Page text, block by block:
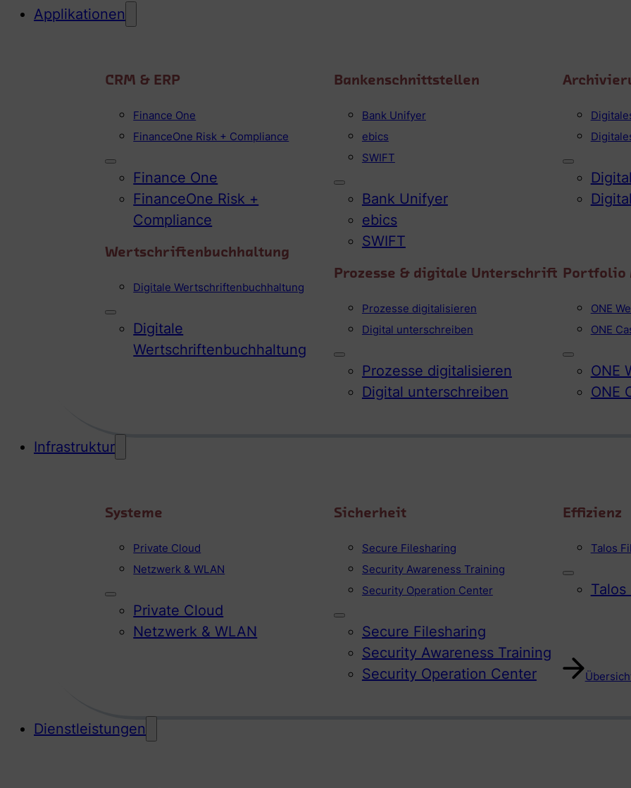
Applikationen
CRM & ERP
Finance One
FinanceOne Risk + Compliance
Finance One
FinanceOne Risk +
Compliance
Wertschriftenbuchhaltung
Digitale Wertschriftenbuchhaltung
Digitale
Wertschriftenbuchhaltung
Bankenschnittstellen
Bank Unifyer
ebics
SWIFT
Bank Unifyer
ebics
SWIFT
Prozesse & digitale Unterschrift
Prozesse digitalisieren
Digital unterschreiben
Prozesse digitalisieren
Digital unterschreiben
Portfolio
ONE
ONE
ONE
ONE
Infrastruktur
Systeme
Private Cloud
Netzwerk & WLAN
Private Cloud
Netzwerk & WLAN
Sicherheit
Secure Filesharing
Security Awareness Training
Security Operation Center
Secure Filesharing
Security Awareness Training
Security Operation Center
Effizienz
Talos
Dienstleistungen